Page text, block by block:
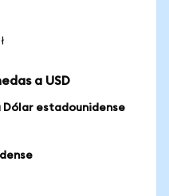
a USD
Dólar estadounidense